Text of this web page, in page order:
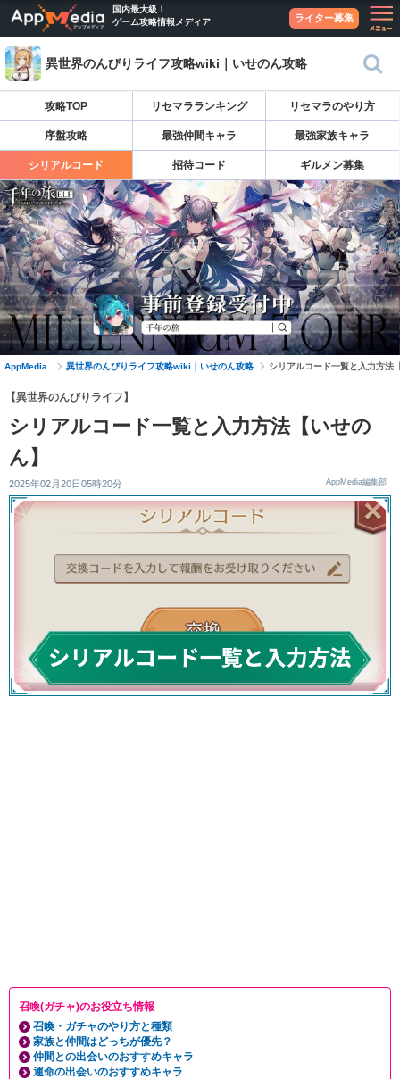
国内最大級！
ゲーム攻略情報メディア
ライター募集
異世界のんびりライフ攻略wiki｜いせのん攻略
攻略TOP リセマラランキング リセマラのやり方
序盤攻略 最強仲間キャラ 最強家族キャラ
シリアルコード 招待コード ギルメン募集
AppMedia 異世界のんびりライフ攻略wiki｜いせのん攻略 シリアルコード一覧と入力方法
【異世界のんびりライフ】
シリアルコード一覧と入力方法【いせの
ん】
2025年02月20日05時20分 AppMedia編集部
召喚(ガチャ)のお役立ち情報
召喚・ガチャのやり方と種類
家族と仲間はどっちが優先？
仲間との出会いのおすすめキャラ
運命の出会いのおすすめキャラ